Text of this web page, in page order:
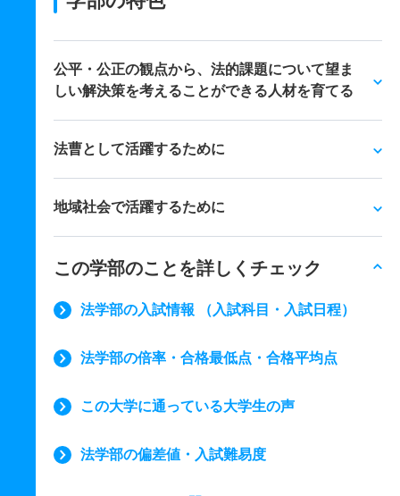
公平・公正の観点から、法的課題について望ま
しい解決策を考えることができる人材を育てる
法曹として活躍するために
地域社会で活躍するために
この学部のことを詳しくチェック
法学部の入試情報 （入試科目・入試日程）
法学部の倍率・合格最低点・合格平均点
この大学に通っている大学生の声
法学部の偏差値・入試難易度